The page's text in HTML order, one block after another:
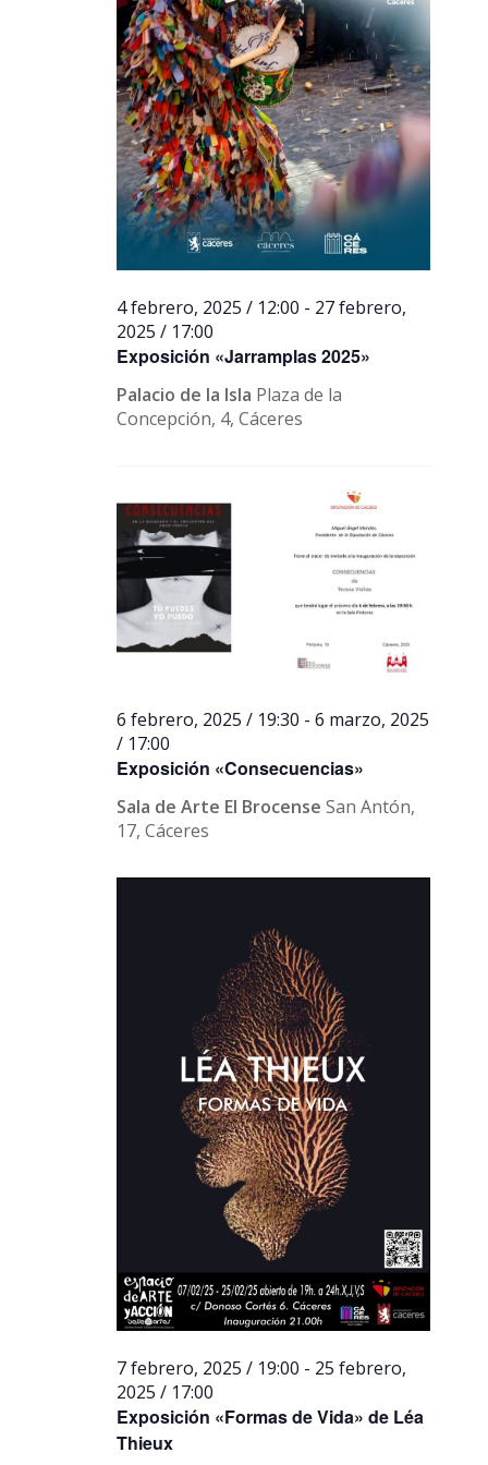
Exposición «Jarramplas 2025»
4 febrero, 2025 / 12:00 - 27 febrero,
2025 / 17:00
Palacio de la Isla Plaza de la
Concepción, 4, Cáceres
Exposición «Consecuencias»
6 febrero, 2025 / 19:30 -6 marzo, 2025
/ 17:00
Sala de Arte El BrocenseSan Antón,
17, Cáceres
Exposición «Formas de Vida» de Léa
Thieux
7 febrero, 2025 / 19:00 - 25 febrero,
2025 / 17:00